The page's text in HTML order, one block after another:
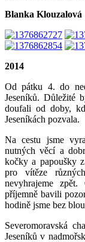
Blanka Klouzalová
2014
Od pátku 4. do
Jeseníků. Důležité
doufali od doby,
Jeseníkách pozvala.
Na cestu jsme
nutných věcí a
kočky a papoušky
pro vítěze
nevyhrajeme
příjemně bavili
hodině jsme bez
Severomoravská
Jeseníků v